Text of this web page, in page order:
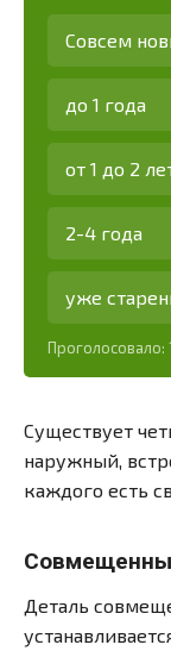
Совсем
до 1 года
от 1 до 2
2-4 года
уже
Проголосовало:
Существует
наружный,
каждого есть
Деталь